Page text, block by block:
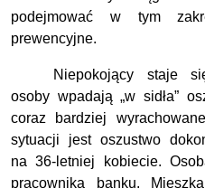
podejmować w tym
prewencyjne.
Niepokojący staje
osoby wpadają „w sidła”
coraz bardziej
sytuacji jest oszustwo
na 36-letniej kobiecie.
pracownika banku.